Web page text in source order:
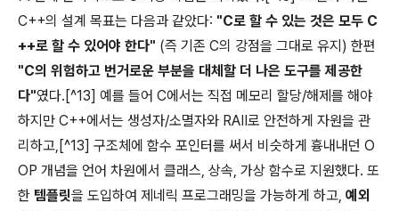
C++의 설계 목표는 다음과 같았다: "C로 할 수 있는 것은 모두 C
++로 할 수 있어야 한다" (즉 기존 C의 강점을 그대로 유지) 한편
"C의 위험하고 번거로운 부분을 대체할 더 나은 도구를 제공한
다"였다.[^13] 예를 들어 C에서는 직접 메모리 할당/해제를 해야
하지만 C++에서는 생성자/소멸자와 RAII로 안전하게 자원을 관
리하고,[^13] 구조체에 함수 포인터를 써서 비슷하게 흉내내던 O
OP 개념을 언어 차원에서 클래스, 상속, 가상 함수로 지원했다. 또
한 템플릿을 도입하여 제네릭 프로그래밍을 가능하게 하고, 예외